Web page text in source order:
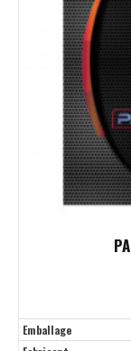
Emballage